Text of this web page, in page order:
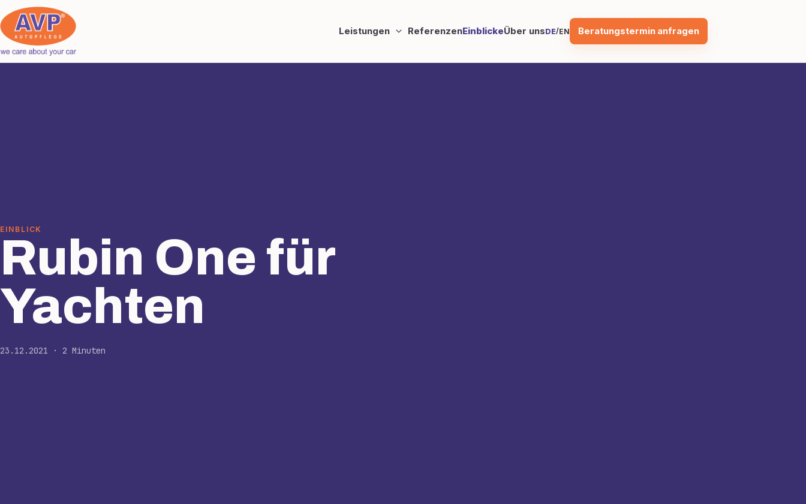
Leistungen ReferenzenEinblickeÜber unsDE/EN Beratungstermin anfragen
EINBLICK
Rubin One für
Yachten
23.12.2021 · 2 Minuten